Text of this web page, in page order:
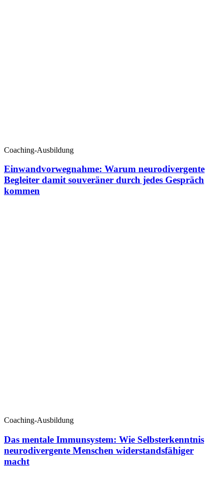
Coaching-Ausbildung
Einwandvorwegnahme: Warum neurodivergente
Begleiter damit souveräner durch jedes Gespräch
kommen
Coaching-Ausbildung
Das mentale Immunsystem: Wie Selbsterkenntnis
neurodivergente Menschen widerstandsfähiger
macht